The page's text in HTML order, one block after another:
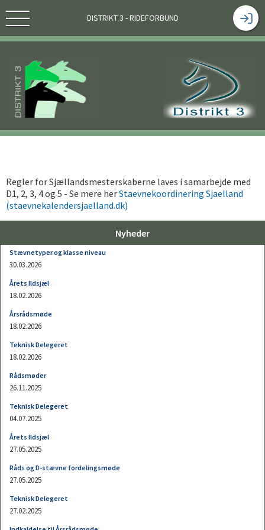
DISTRIKT 3 - RIDEFORBUND
Regler for Sjællandsmesterskaberne laves i samarbejde med
D1, 2, 3, 4 og 5 - Se mere herStaevnekoordinering Sjaelland
(staevnekalendersjaelland.dk)
Nyheder